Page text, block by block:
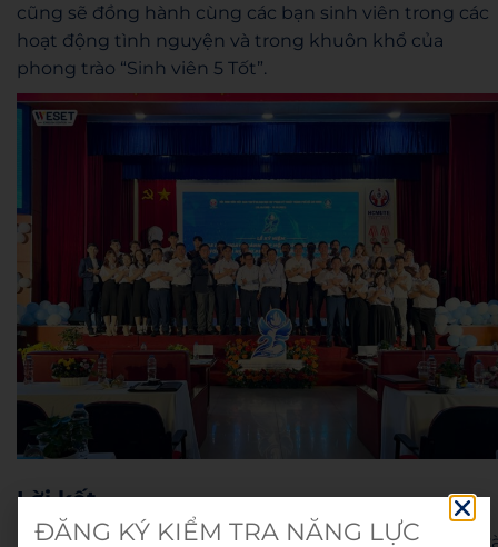
cũng sẽ đồng hành cùng các bạn sinh viên trong các
hoạt động tình nguyện và trong khuôn khổ của
phong trào “Sinh viên 5 Tốt”.
Lời kết
Buổi ký kết thành công giữa WESET English Center
ĐĂNG KÝ KIỂM TRA NĂNG LỰC